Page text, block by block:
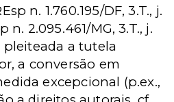
n. 1.760.195/DF, 3.T., j.
n. 2.095.461/MG, 3.T., j.
pleiteada a tutela
a conversão em
excepcional (p.ex.,